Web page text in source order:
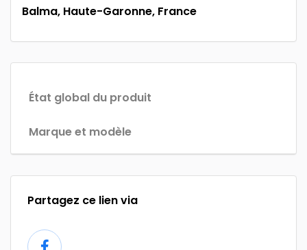
Balma, Haute-Garonne, France
État global du produit
Marque et modèle
Partagez ce lien via